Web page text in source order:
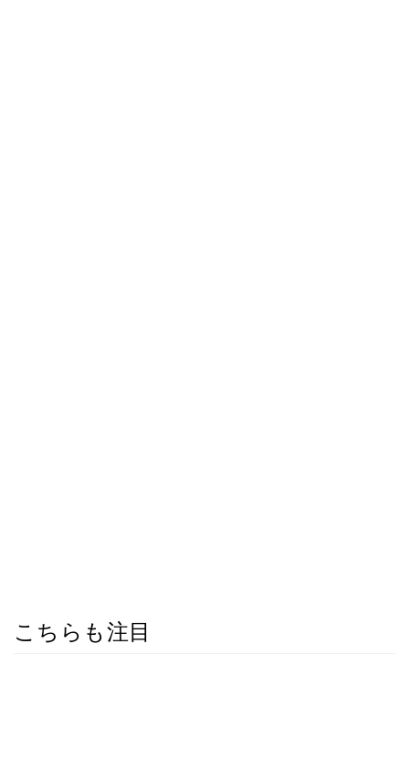
こちらも注目